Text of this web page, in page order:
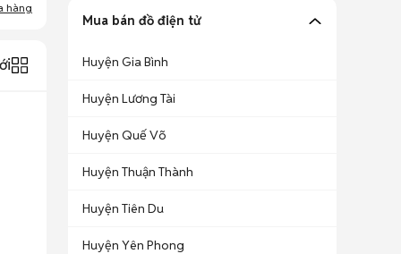
hàng
Mua bán đồ điện tử
Huyện Gia Bình
Huyện Lương Tài
Huyện Quế Võ
Huyện Thuận Thành
Huyện Tiên Du
Huyện Yên Phong